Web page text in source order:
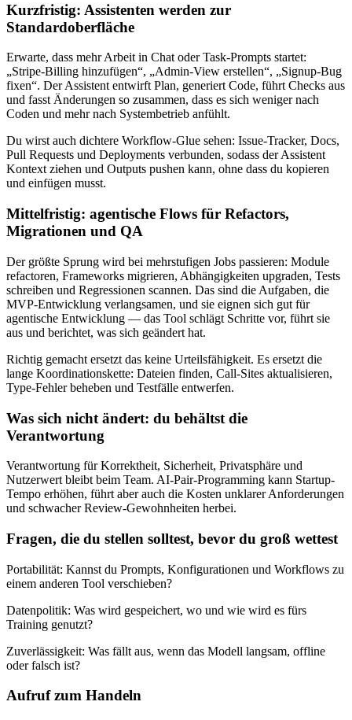
Kurzfristig: Assistenten werden zur
Standardoberfläche
Erwarte, dass mehr Arbeit in Chat oder Task-Prompts startet:
„Stripe-Billing hinzufügen“, „Admin-View erstellen“, „Signup-Bug
fixen“. Der Assistent entwirft Plan, generiert Code, führt Checks aus
und fasst Änderungen so zusammen, dass es sich weniger nach
Coden und mehr nach Systembetrieb anfühlt.
Du wirst auch dichtere Workflow-Glue sehen: Issue-Tracker, Docs,
Pull Requests und Deployments verbunden, sodass der Assistent
Kontext ziehen und Outputs pushen kann, ohne dass du kopieren
und einfügen musst.
Mittelfristig: agentische Flows für Refactors,
Migrationen und QA
Der größte Sprung wird bei mehrstufigen Jobs passieren: Module
refactoren, Frameworks migrieren, Abhängigkeiten upgraden, Tests
schreiben und Regressionen scannen. Das sind die Aufgaben, die
MVP-Entwicklung verlangsamen, und sie eignen sich gut für
agentische Entwicklung — das Tool schlägt Schritte vor, führt sie
aus und berichtet, was sich geändert hat.
Richtig gemacht ersetzt das keine Urteilsfähigkeit. Es ersetzt die
lange Koordinationskette: Dateien finden, Call-Sites aktualisieren,
Type-Fehler beheben und Testfälle entwerfen.
Was sich nicht ändert: du behältst die
Verantwortung
Verantwortung für Korrektheit, Sicherheit, Privatsphäre und
Nutzerwert bleibt beim Team. AI-Pair-Programming kann Startup-
Tempo erhöhen, führt aber auch die Kosten unklarer Anforderungen
und schwacher Review-Gewohnheiten herbei.
Fragen, die du stellen solltest, bevor du groß wettest
Portabilität: Kannst du Prompts, Konfigurationen und Workflows zu
einem anderen Tool verschieben?
Datenpolitik: Was wird gespeichert, wo und wie wird es fürs
Training genutzt?
Zuverlässigkeit: Was fällt aus, wenn das Modell langsam, offline
oder falsch ist?
Aufruf zum Handeln